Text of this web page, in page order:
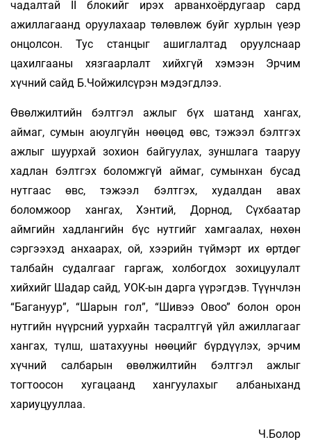
чадалтай II блокийг ирэх арванхоёрдугаар сард
ажиллагаанд оруулахаар төлөвлөж буйг хурлын үеэр
онцолсон. Тус станцыг ашиглалтад оруулснаар
цахилгааны хязгаарлалт хийхгүй хэмээн Эрчим
хүчний сайд Б.Чойжилсүрэн мэдэгдлээ.
Өвөлжилтийн бэлтгэл ажлыг бүх шатанд хангах,
аймаг, сумын аюулгүйн нөөцөд өвс, тэжээл бэлтгэх
ажлыг шуурхай зохион байгуулах, зуншлага тааруу
хадлан бэлтгэх боломжгүй аймаг, сумынхан бусад
нутгаас өвс, тэжээл бэлтгэх, худалдан авах
боломжоор хангах, Хэнтий, Дорнод, Сүхбаатар
аймгийн хадлангийн бүс нутгийг хамгаалах, нөхөн
сэргээхэд анхаарах, ой, хээрийн түймэрт их өртдөг
талбайн судалгааг гаргаж, холбогдох зохицуулалт
хийхийг Шадар сайд, УОК-ын дарга үүрэгдэв. Түүнчлэн
“Багануур”, “Шарын гол”, “Шивээ Овоо” болон орон
нутгийн нүүрсний уурхайн тасралтгүй үйл ажиллагааг
хангах, түлш, шатахууны нөөцийг бүрдүүлэх, эрчим
хүчний салбарын өвөлжилтийн бэлтгэл ажлыг
тогтоосон хугацаанд хангуулахыг албаныханд
хариуцууллаа.
Ч.Болор